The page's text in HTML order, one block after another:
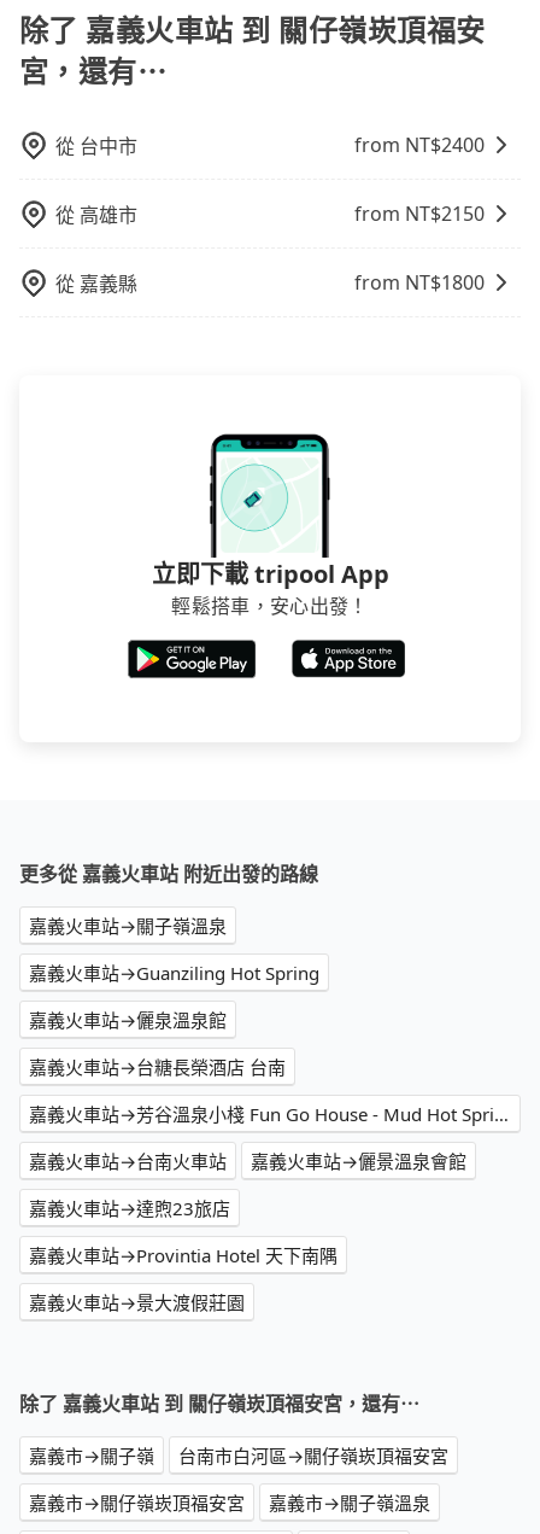
的行程。另外，目前旅步只提供接送服務，暫不提供代
訂住宿服務。
除了 嘉義火車站 到 關仔嶺崁頂福安
宮，還有⋯
從 台中市 from NT$2400
從 高雄市 from NT$2150
從 嘉義縣 from NT$1800
立即下載 tripool App
輕鬆搭車，安心出發！
更多從 嘉義火車站 附近出發的路線
嘉義火車站→關子嶺溫泉
嘉義火車站→Guanziling Hot Spring
嘉義火車站→儷泉溫泉館
嘉義火車站→台糖長榮酒店 台南
嘉義火車站→芳谷溫泉小棧 Fun Go House - Mud Hot Springs
嘉義火車站→台南火車站
嘉義火車站→儷景溫泉會館
嘉義火車站→達煦23旅店
嘉義火車站→Provintia Hotel 天下南隅
嘉義火車站→景大渡假莊園
除了 嘉義火車站 到 關仔嶺崁頂福安宮，還有⋯
嘉義市→關子嶺
台南市白河區→關仔嶺崁頂福安宮
嘉義市→關仔嶺崁頂福安宮
嘉義市→關子嶺溫泉